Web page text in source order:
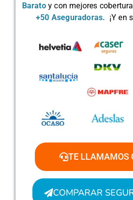
Baratoy con mejores
+50 Aseguradoras. ¡Y en
TE LLAMAMOS
COMPARAR